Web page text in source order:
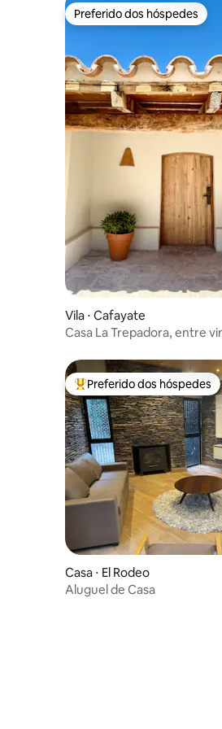
Preferido dos hóspedes
Preferido dos hóspedes
Vila ⋅ Cafayate
Casa La Trepadora, entre
Entre os melhores
Preferido dos hóspedes
Casa ⋅ El Rodeo
Aluguel de Casa